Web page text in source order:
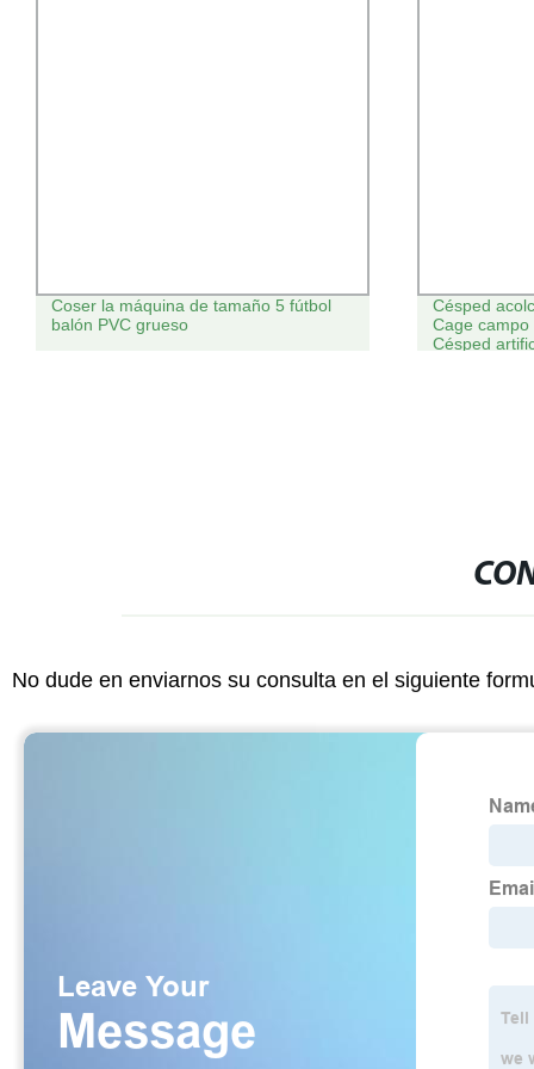
Coser la máquina de tamaño 5 fútbol
balón PVC grueso
Césped
Cage
Césped
No dude en enviarnos su consulta en el siguiente